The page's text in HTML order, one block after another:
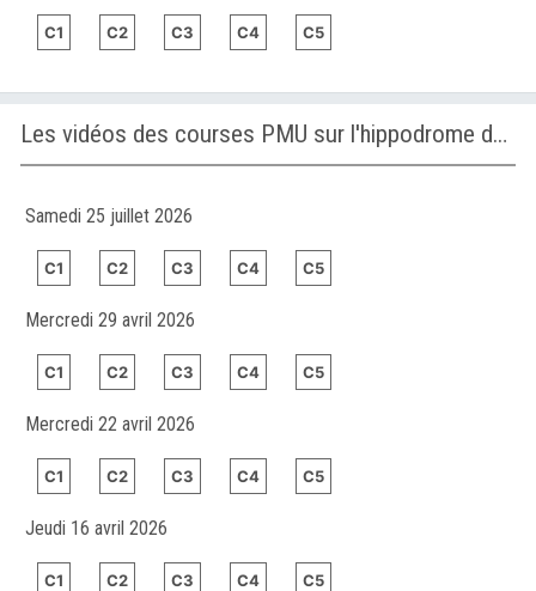
C1 C2 C3 C4 C5
Les vidéos des courses PMU sur l'hippodrome de SAN SEBASTIAN
Samedi 25 juillet 2026
C1 C2 C3 C4 C5
Mercredi 29 avril 2026
C1 C2 C3 C4 C5
Mercredi 22 avril 2026
C1 C2 C3 C4 C5
Jeudi 16 avril 2026
C1 C2 C3 C4 C5